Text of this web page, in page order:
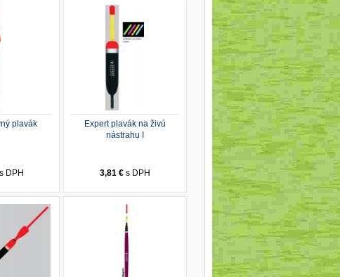
plavák
s DPH
Expert plavák na živú
nástrahu I
3,81 € s DPH